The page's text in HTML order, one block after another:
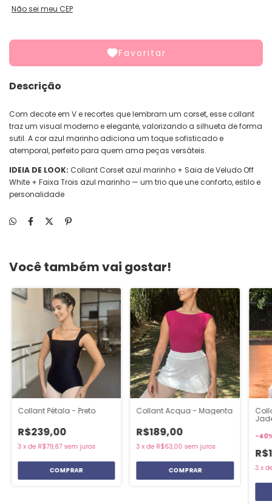
Não sei meu CEP
Favoritar
Descrição
Com decote em V e recortes que lembram um corset, esse collant
traz um visual moderno e elegante, valorizando a silhueta de forma
sutil. A cor azul marinho adiciona um toque sofisticado e
atemporal, perfeito para quem ama peças versáteis.
IDEIA DE LOOK: Collant Corset azul marinho + Saia de Veludo Off
White + Faixa Trois azul marinho — um trio que une conforto, estilo e
personalidade
Você também vai gostar!
Collant Pétala - Preto
R$239,00
3 x de R$79,67 sem juros
COMPRAR
Collant Acqua - Magenta
R$189,00
3 xde R$63,00 sem juros
COMPRAR
-40
3 x